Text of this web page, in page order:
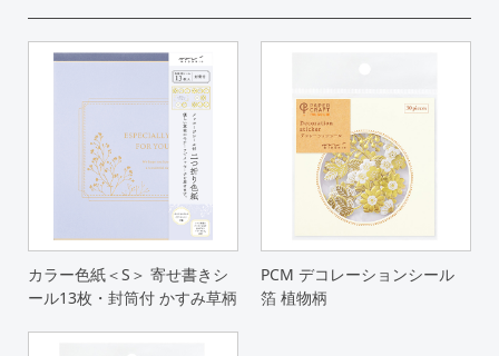
カラー色紙＜S＞ 寄せ書きシ
ール13枚・封筒付 かすみ草柄
PCM デコレーションシール
箔 植物柄